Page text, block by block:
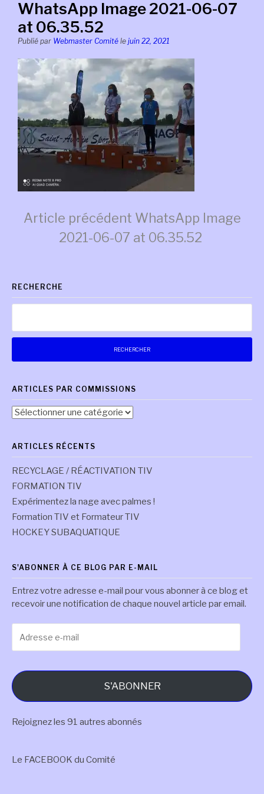
WhatsApp Image 2021-06-07
at 06.35.52
Publié par Webmaster Comité le juin 22, 2021
Lire
suite
Article précédent WhatsApp Image
2021-06-07 at 06.35.52
RECHERCHE
ARTICLES PAR COMMISSIONS
Articles
ARTICLES RÉCENTS
RECYCLAGE / RÉACTIVATION TIV
FORMATION TIV
Expérimentez la nage avec palmes !
Formation TIV et Formateur TIV
HOCKEY SUBAQUATIQUE
S'ABONNER À CE BLOG PAR E-MAIL
Entrez votre adresse e-mail pour vous abonner à ce blog et
recevoir une notification de chaque nouvel article par email.
e-
S'ABONNER
Rejoignez les 91 autres abonnés
Le FACEBOOK du Comité